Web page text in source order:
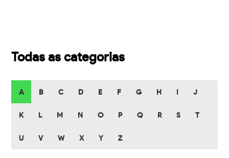
Todas as categorias
A B C D E F G H J
K L M N O P Q R S T
U V W X Y Z